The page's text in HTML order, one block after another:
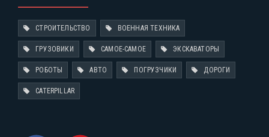
СТРОИТЕЛЬСТВО ВОЕННАЯ ТЕХНИКА
ГРУЗОВИКИ САМОЕ-САМОЕ ЭКСКАВАТОРЫ
РОБОТЫ АВТО ПОГРУЗЧИКИ ДОРОГИ
CATERPILLAR